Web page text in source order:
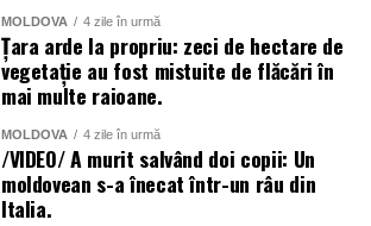
MOLDOVA 4 zile în urmă
Țara arde la propriu: zeci de hectare de
vegetație au fost mistuite de flăcări în
mai multe raioane.
MOLDOVA 4 zile în urmă
/VIDEO/ A murit salvând doi copii: Un
moldovean s-a înecat într-un râu din
Italia.